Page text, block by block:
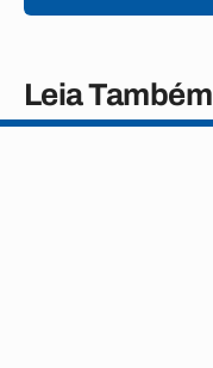
Leia Também